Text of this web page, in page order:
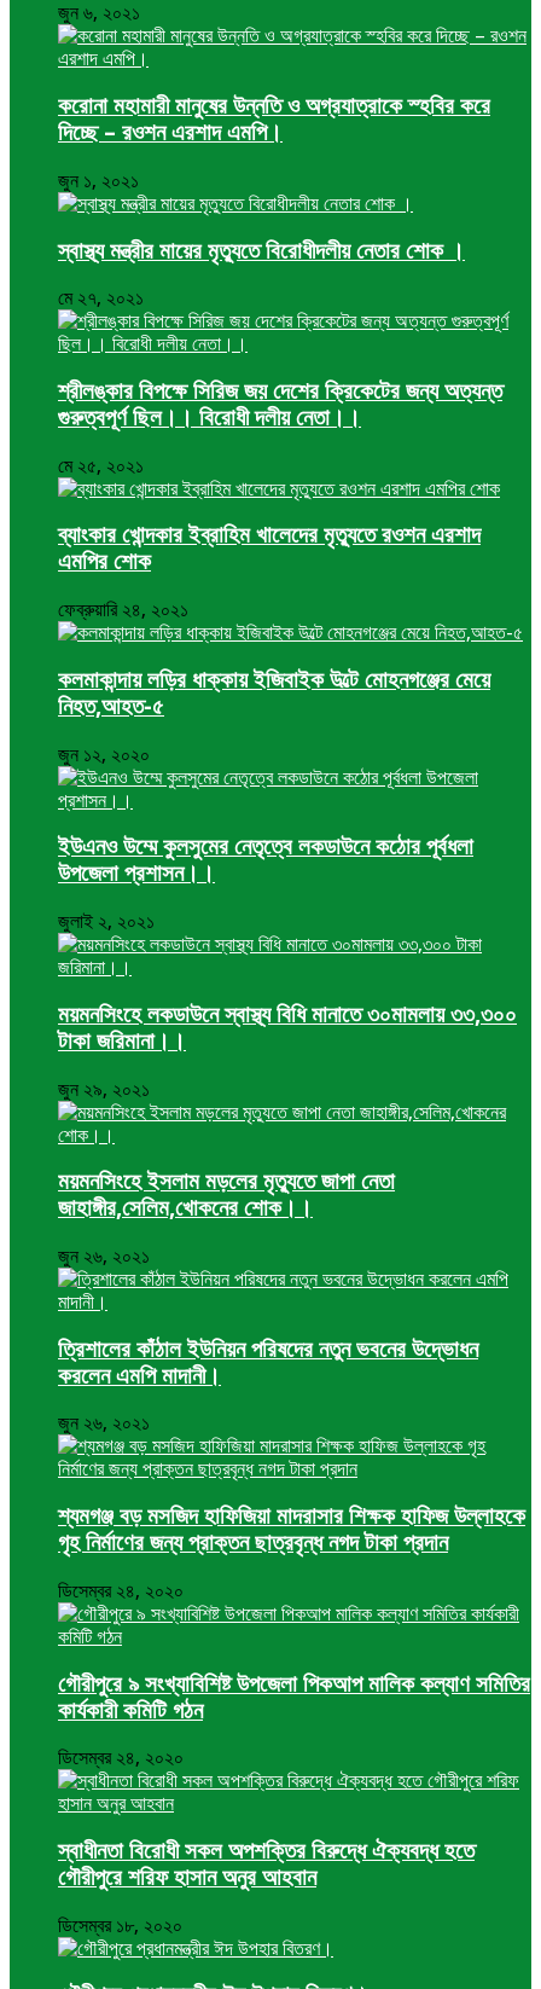
জুন ৬, ২০২১
করোনা মহামারী মানুষের উন্নতি ও অগ্রযাত্রাকে স্হবির করে
দিচ্ছে – রওশন এরশাদ এমপি।
জুন ১, ২০২১
স্বাস্থ্য মন্ত্রীর মায়ের মৃত্যুতে বিরোধীদলীয় নেতার শোক ।
মে ২৭, ২০২১
শ্রীলঙ্কার বিপক্ষে সিরিজ জয় দেশের ক্রিকেটের জন্য অত্যন্ত
গুরুত্বপূর্ণ ছিল।। বিরোধী দলীয় নেতা।।
মে ২৫, ২০২১
ব্যাংকার খোন্দকার ইব্রাহিম খালেদের মৃত্যুতে রওশন এরশাদ
এমপির শোক
ফেব্রুয়ারি ২৪, ২০২১
কলমাকান্দায় লড়ির ধাক্কায় ইজিবাইক উল্টে মোহনগঞ্জের মেয়ে
নিহত,আহত-৫
জুন ১২, ২০২০
ইউএনও উম্মে কুলসুমের নেতৃত্বে লকডাউনে কঠোর পূর্বধলা
উপজেলা প্রশাসন।।
জুলাই ২, ২০২১
ময়মনসিংহে লকডাউনে স্বাস্থ্য বিধি মানাতে ৩০মামলায় ৩৩,৩০০
টাকা জরিমানা।।
জুন ২৯, ২০২১
ময়মনসিংহে ইসলাম মড়লের মৃত্যুতে জাপা নেতা
জাহাঙ্গীর,সেলিম,খোকনের শোক।।
জুন ২৬, ২০২১
ত্রিশালের কাঁঠাল ইউনিয়ন পরিষদের নতুন ভবনের উদ্ভোধন
করলেন এমপি মাদানী।
জুন ২৬, ২০২১
শ্যমগঞ্জ বড় মসজিদ হাফিজিয়া মাদরাসার শিক্ষক হাফিজ উল্লাহকে
গৃহ নির্মাণের জন্য প্রাক্তন ছাত্রবৃন্ধ নগদ টাকা প্রদান
ডিসেম্বর ২৪, ২০২০
গৌরীপুরে ৯ সংখ্যাবিশিষ্ট উপজেলা পিকআপ মালিক কল্যাণ সমিতির
কার্যকারী কমিটি গঠন
ডিসেম্বর ২৪, ২০২০
স্বাধীনতা বিরোধী সকল অপশক্তির বিরুদ্ধে ঐক্যবদ্ধ হতে
গৌরীপুরে শরিফ হাসান অনুর আহবান
ডিসেম্বর ১৮, ২০২০